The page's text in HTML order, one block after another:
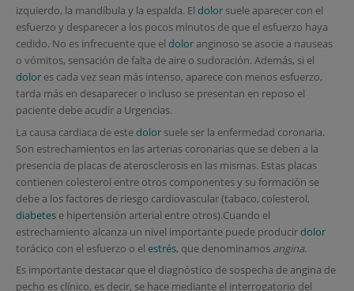
izquierdo, la mandíbula y la espalda. El dolorsuele aparecer con el
esfuerzo y desparecer a los pocos minutos de que el esfuerzo haya
cedido. No es infrecuente que el doloranginoso se asocie a nauseas
o vómitos, sensación de falta de aire o sudoración. Además, si el
dolores cada vez sean más intenso, aparece con menos esfuerzo,
tarda más en desaparecer o incluso se presentan en reposo el
paciente debe acudir a Urgencias.
La causa cardiaca de estedolorsuele ser la enfermedad coronaria.
Son estrechamientos en las arterias coronarias que se deben a la
presencia de placas de aterosclerosis en las mismas. Estas placas
contienen colesterol entre otros componentes y su formación se
debe a los factores de riesgo cardiovascular (tabaco, colesterol,
diabetese hipertensión arterial entre otros).Cuando el
estrechamiento alcanza un nivel importante puede producirdolor
torácico con el esfuerzo o el estrés, que denominamos angina.
Es importante destacar que el diagnóstico de sospecha de angina de
pecho es clínico, es decir, se hace mediante el interrogatorio del